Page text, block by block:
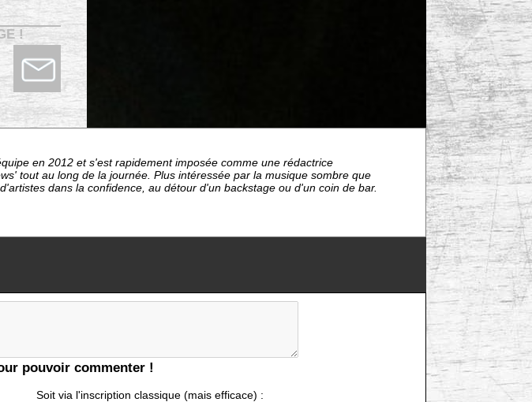
!
en 2012 et s'est rapidement imposée comme une rédactrice
tout au long de la journée. Plus intéressée par la musique sombre que
dans la confidence, au détour d'un backstage ou d'un coin de bar.
pouvoir commenter !
Soit via l'inscription classique (mais efficace) :